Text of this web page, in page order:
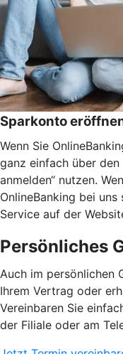
Sparkonto
Wenn Sie
ganz einfach über
anmelden“ nutzen.
OnlineBanking bei
Service auf der
Persönliches
Auch im persönlichen
Ihrem Vertrag oder
Vereinbaren Sie
der Filiale oder am